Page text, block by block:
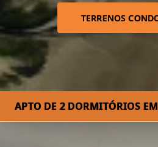
TERRENOS
APTO DE 2 DORMITÓRIOS